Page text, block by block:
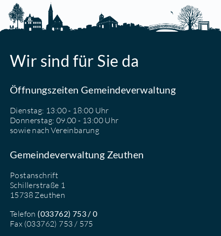
Wir sind für Sie da
Öffnungszeiten Gemeindeverwaltung
Dienstag: 13:00 - 18:00 Uhr
Donnerstag: 09.00 - 13:00 Uhr
sowie nach Vereinbarung
Gemeindeverwaltung Zeuthen
Postanschrift
Schillerstraße 1
15738 Zeuthen
Telefon (033762) 753 / 0
Fax (033762) 753 / 575